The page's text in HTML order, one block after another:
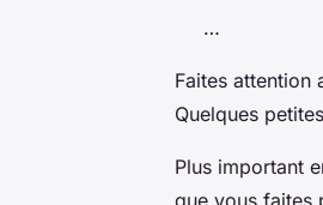
…
Faites attention
Quelques
Plus important